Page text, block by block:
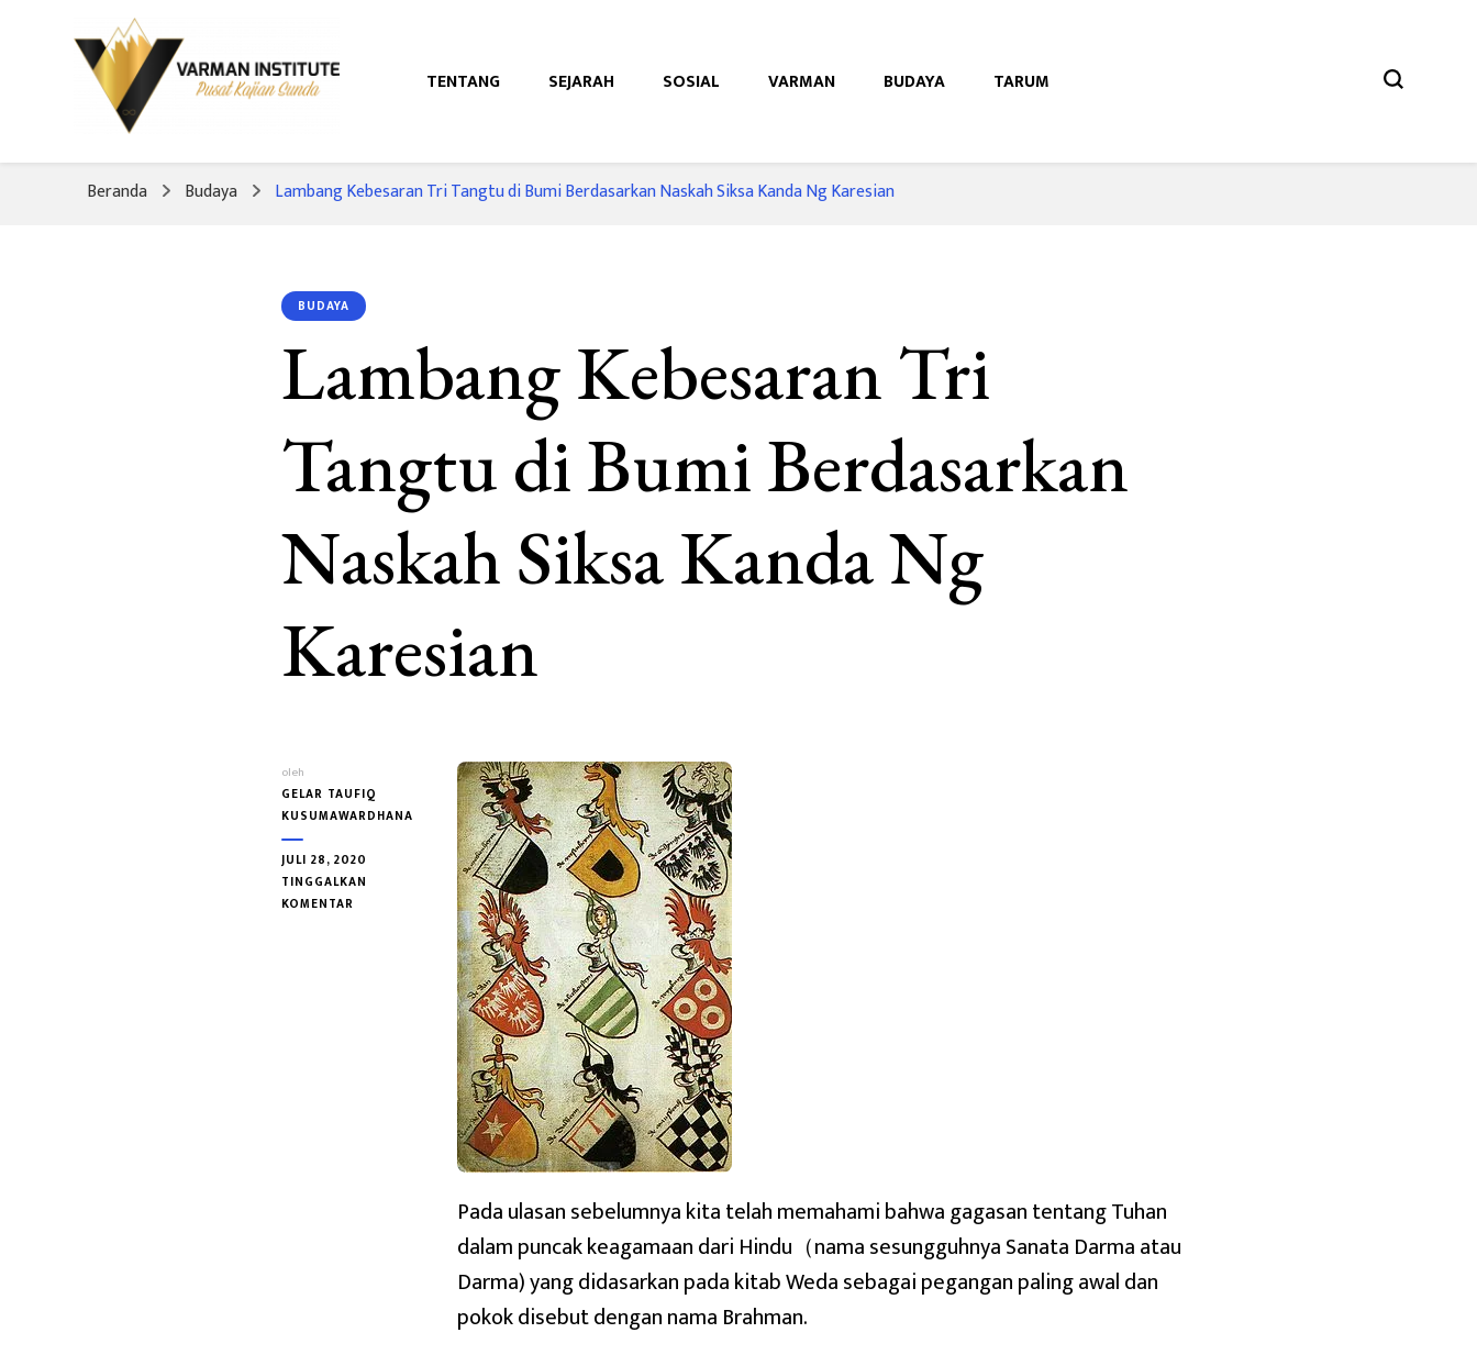
Varman Institute
Pusat Kajian Sunda
TENTANG SEJARAH SOSIAL VARMAN BUDAYA TARUM
Beranda Budaya Lambang Kebesaran Tri Tangtu di Bumi Berdasarkan Naskah Siksa Kanda Ng Karesian
BUDAYA
Lambang Kebesaran Tri
Tangtu di Bumi Berdasarkan
Naskah Siksa Kanda Ng
Karesian
oleh
GELAR TAUFIQ
KUSUMAWARDHANA
JULI 28, 2020
TINGGALKAN
KOMENTAR
Pada ulasan sebelumnya kita telah memahami bahwa gagasan tentang Tuhan
dalam puncak keagamaan dari Hindu（nama sesungguhnya Sanata Darma atau
Darma) yang didasarkan pada kitab Weda sebagai pegangan paling awal dan
pokok disebut dengan nama Brahman.